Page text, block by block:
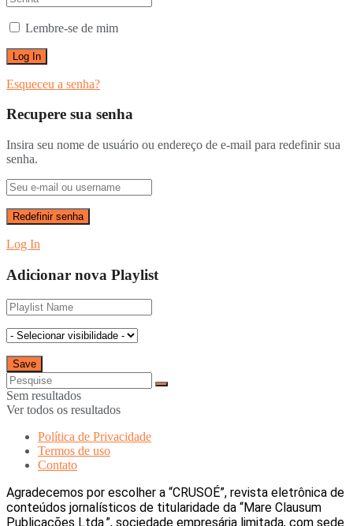
Lembre-se de mim
Esqueceu a senha?
Recupere sua senha
Insira seu nome de usuário ou endereço de e-mail para redefinir sua
senha.
Log In
Adicionar nova Playlist
Sem resultados
Ver todos os resultados
Política de Privacidade
Termos de uso
Contato
Agradecemos por escolher a “CRUSOÉ”, revista eletrônica de
conteúdos jornalísticos de titularidade da “Mare Clausum
Publicações Ltda.”, sociedade empresária limitada, com sede